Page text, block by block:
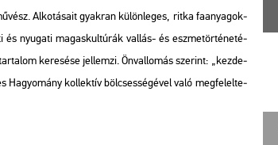
Al­ko­tá­sa­it gyak­ran kü­lön­le­ges, ritka fa­anya­gok­
és nyu­ga­ti ma­gas­kul­tú­rák val­lás- és esz­me­tör­té­ne­té­
ke­re­sé­se jel­lem­zi. Ön­val­lo­más sze­rint: „kez­de­
Ha­gyo­mány kol­lek­tív böl­cses­sé­gé­vel való meg­fe­lel­te­